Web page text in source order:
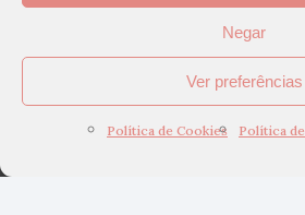
Negar
Ver preferências
Política de Cookies Política